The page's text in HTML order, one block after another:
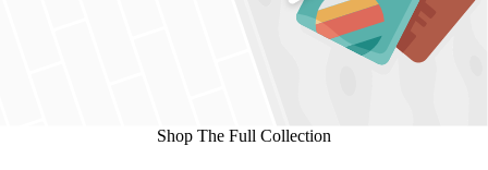
Shop The Full Collection